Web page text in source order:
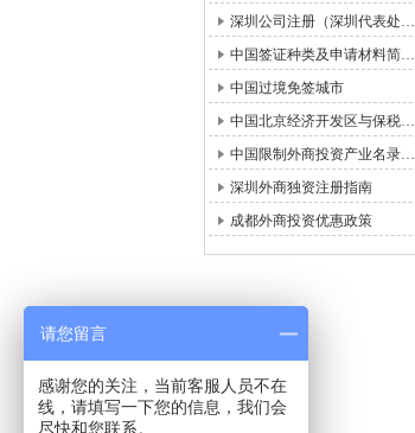
深圳公司注册（深圳代表处…
中国签证种类及申请材料简…
中国过境免签城市
中国北京经济开发区与保税…
中国限制外商投资产业名录…
深圳外商独资注册指南
成都外商投资优惠政策
请您留言
感谢您的关注，当前客服人员不在
线，请填写一下您的信息，我们会
尽快和您联系。